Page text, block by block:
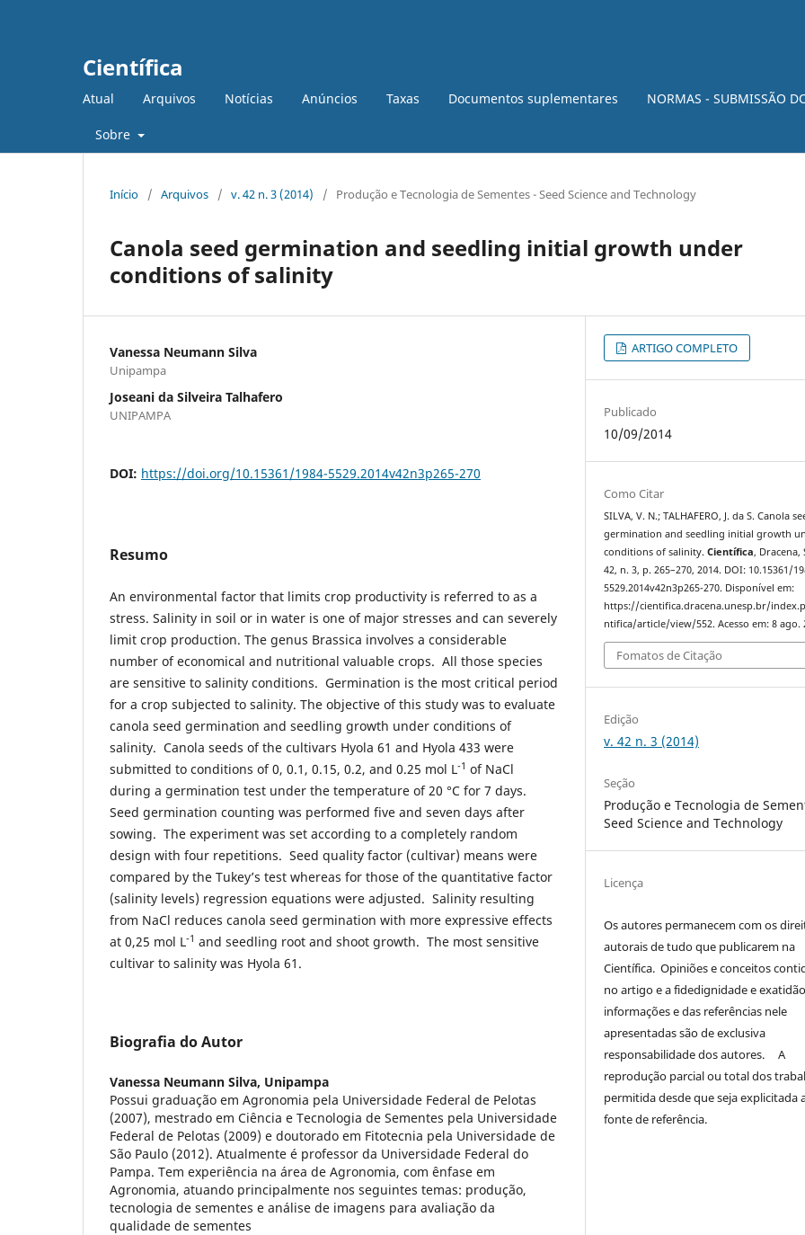
Científica
Atual Arquivos Notícias Anúncios Taxas Documentos suplementares NORMAS - SUBMISSÃO
Sobre
Início / Arquivos / v. 42 n. 3 (2014) / Produção e Tecnologia de Sementes - Seed Science and Technology
Canola seed germination and seedling initial growth under
conditions of salinity
Vanessa Neumann Silva
Unipampa
Joseani da Silveira Talhafero
UNIPAMPA
DOI: https://doi.org/10.15361/1984-5529.2014v42n3p265-270
Resumo
An environmental factor that limits crop productivity is referred to as a
stress. Salinity in soil or in wa­ter is one of major stresses and can severely
limit crop production. The genus Brassica involves a considerable
number of economical and nutritional valuable crops. All those species
are sensitive to salinity conditions. Germination is the most critical period
for a crop subjected to salinity. The objec­tive of this study was to evaluate
canola seed germination and seedling growth under conditions of
salinity. Canola seeds of the cultivars Hyola 61 and Hyola 433 were
submitted to conditions of 0, 0.1, 0.15, 0.2, and 0.25 mol L-1 of NaCl
during a germination test under the temperature of 20 °C for 7 days.
Seed germination counting was performed five and seven days after
sowing. The experiment was set according to a completely random
design with four repetitions. Seed quality factor (cultivar) means were
compared by the Tukey’s test whereas for those of the quantitative factor
(salinity levels) regression equations were adjusted. Salinity resulting
from NaCl reduces canola seed germination with more expressive effects
at 0,25 mol L-1 and seedling root and shoot growth. The most sensitive
cultivar to salinity was Hyola 61.
Biografia do Autor
Vanessa Neumann Silva, Unipampa
Possui graduação em Agronomia pela Universidade Federal de Pelotas
(2007), mestrado em Ciência e Tecnologia de Sementes pela Universidade
Federal de Pelotas (2009) e doutorado em Fitotecnia pela Universidade de
São Paulo (2012). Atualmente é professor da Universidade Federal do
Pampa. Tem experiência na área de Agronomia, com ênfase em
Agronomia, atuando principalmente nos seguintes temas: produção,
tecnologia de sementes e análise de imagens para avaliação da
qualidade de sementes
ARTIGO COMPLETO
Publicado
10/09/2014
Como Citar
SILVA, V. N.; TALHAFERO, J. da S. Canola
germination and seedling initial growth
conditions of salinity.Científica, Dracena,
42, n. 3, p. 265–270, 2014. DOI: 10.15361/
5529.2014v42n3p265-270. Disponível em:
https://cientifica.dracena.unesp.br/
ntifica/article/view/552. Acesso em: 8 ago.
Fomatos de Citação
Edição
v. 42 n. 3 (2014)
Seção
Produção e Tecnologia de
Seed Science and Technology
Licença
Os autores permanecem com os
autorais de tudo que publicarem na
Científica. Opiniões e conceitos
no artigo e a fidedignidade e
informações e das referências nele
apresentadas são de exclusiva
responsabilidade dos autores. A
reprodução parcial ou total dos
permitida desde que seja explicitada
fonte de referência.